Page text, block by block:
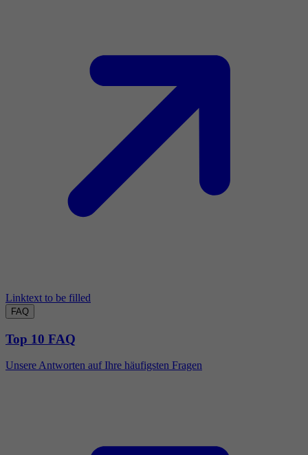
Linktext to be filled
FAQ
Top 10 FAQ
Unsere Antworten auf Ihre häufigsten Fragen